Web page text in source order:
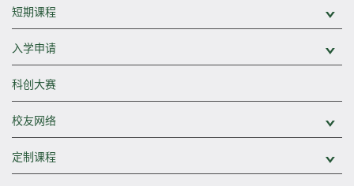
短期课程
入学申请
科创大赛
校友网络
定制课程